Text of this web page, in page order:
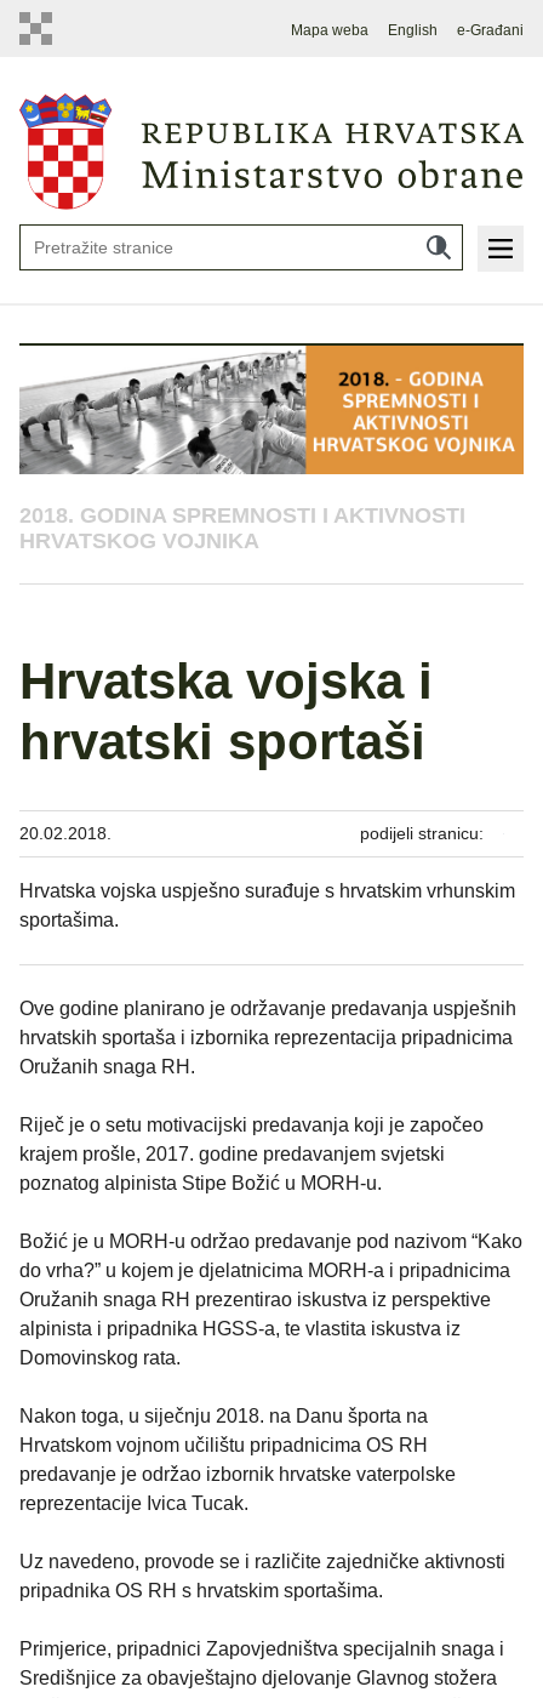
Mapa weba English e-Građani
2018. GODINA SPREMNOSTI I AKTIVNOSTI
HRVATSKOG VOJNIKA
Hrvatska vojska i
hrvatski sportaši
20.02.2018. podijeli stranicu:
Hrvatska vojska uspješno surađuje s hrvatskim vrhunskim
sportašima.
Ove godine planirano je održavanje predavanja uspješnih
hrvatskih sportaša i izbornika reprezentacija pripadnicima
Oružanih snaga RH.
Riječ je o setu motivacijski predavanja koji je započeo
krajem prošle, 2017. godine predavanjem svjetski
poznatog alpinista Stipe Božić u MORH-u.
Božić je u MORH-u održao predavanje pod nazivom “Kako
do vrha?” u kojem je djelatnicima MORH-a i pripadnicima
Oružanih snaga RH prezentirao iskustva iz perspektive
alpinista i pripadnika HGSS-a, te vlastita iskustva iz
Domovinskog rata.
Nakon toga, u siječnju 2018. na Danu športa na
Hrvatskom vojnom učilištu pripadnicima OS RH
predavanje je održao izbornik hrvatske vaterpolske
reprezentacije Ivica Tucak.
Uz navedeno, provode se i različite zajedničke aktivnosti
pripadnika OS RH s hrvatskim sportašima.
Primjerice, pripadnici Zapovjedništva specijalnih snaga i
Središnjice za obavještajno djelovanje Glavnog stožera